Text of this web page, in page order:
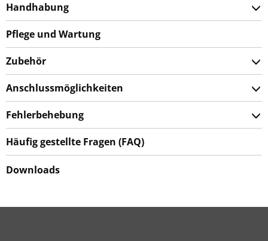
Handhabung
Pflege und Wartung
Zubehör
Anschlussmöglichkeiten
Fehlerbehebung
Häufig gestellte Fragen (FAQ)
Downloads